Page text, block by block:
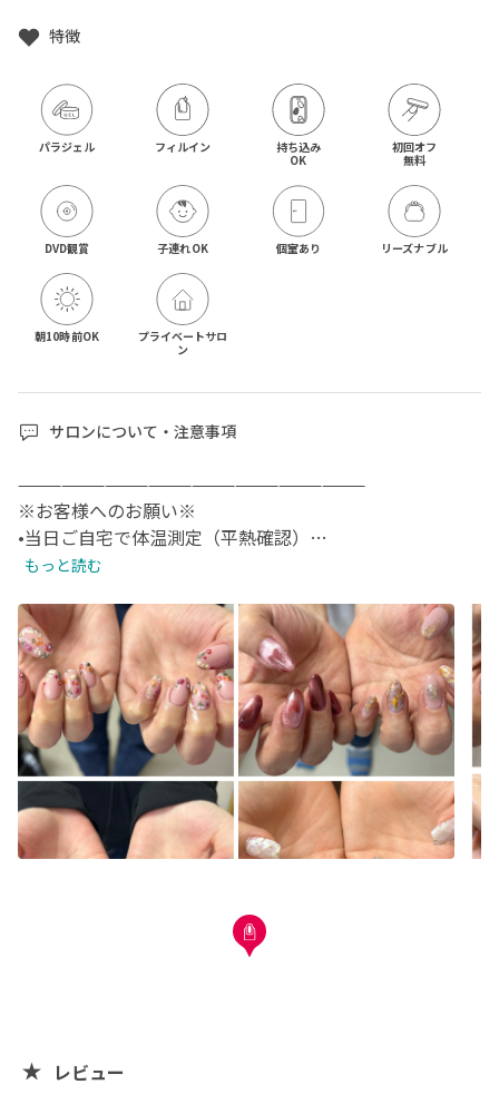
特徴
パラジェル フィルイン
持ち込み
OK
初回オフ
無料
DVD観賞 子連れOK 個室あり リーズナブル
朝10時前OK
プライベートサロ
ン
サロンについて・注意事項
————————————————————————
※お客様へのお願い※
•当日ご自宅で体温測定（平熱確認）
•マスク着用（任意）
お一人様だけのプライベート空間のサロンです！
施術中、Disney+とNetflixとhuluとprime VideoとFODと
YouTubeをお好きにご鑑賞できます
————————————————————————
【予約につきまして】
営業時間（8:00〜20:00）定休日　水曜日・不定休
※時間外の施術についてはご相談承ります。尚、建物の規
則より20:00以降が不可となります。
・遅刻につきまして、お時間によってはメニュー変更や施
当店は駐車場がございません、近隣のコインパーキング等
ご利用お願いします。駐輪場ご利用の際はご予約の際にご
もっと読む
レビュー